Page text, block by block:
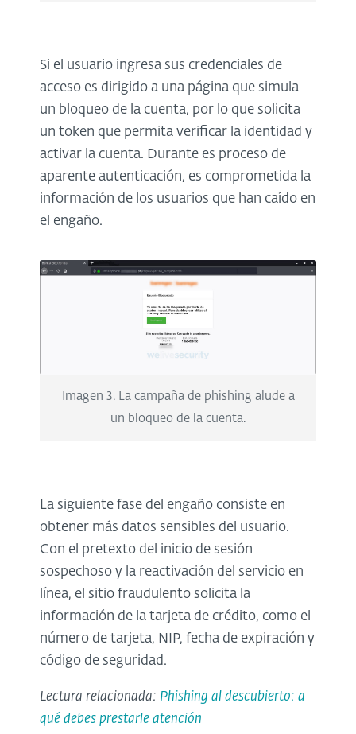
Si el usuario ingresa sus credenciales de
acceso es dirigido a una página que simula
un bloqueo de la cuenta, por lo que solicita
un token que permita verificar la identidad y
activar la cuenta. Durante es proceso de
aparente autenticación, es comprometida la
información de los usuarios que han caído en
el engaño.
Imagen 3. La campaña de phishing alude a
un bloqueo de la cuenta.
La siguiente fase del engaño consiste en
obtener más datos sensibles del usuario.
Con el pretexto del inicio de sesión
sospechoso y la reactivación del servicio en
línea, el sitio fraudulento solicita la
información de la tarjeta de crédito, como el
número de tarjeta, NIP, fecha de expiración y
código de seguridad.
Lectura relacionada: Phishing al descubierto: a
qué debes prestarle atención